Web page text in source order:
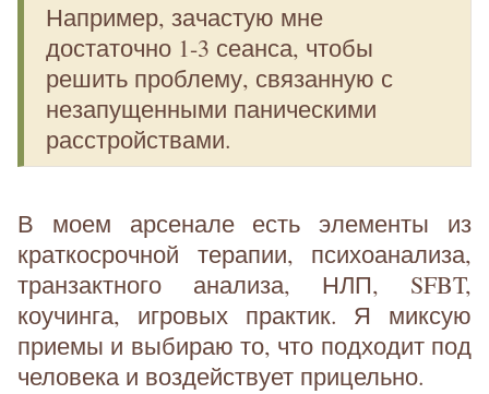
Например, зачастую мне
достаточно 1-3 сеанса, чтобы
решить проблему, связанную с
незапущенными паническими
расстройствами.
В моем арсенале есть элементы из
краткосрочной терапии, психоанализа,
транзактного анализа, НЛП, SFBT,
коучинга, игровых практик. Я миксую
приемы и выбираю то, что подходит под
человека и воздействует прицельно.